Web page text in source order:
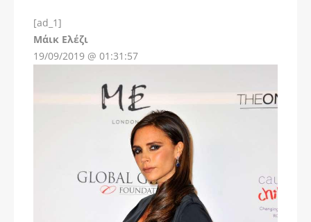
[ad_1]
Μάικ Ελέζι
19/09/2019 @ 01:31:57